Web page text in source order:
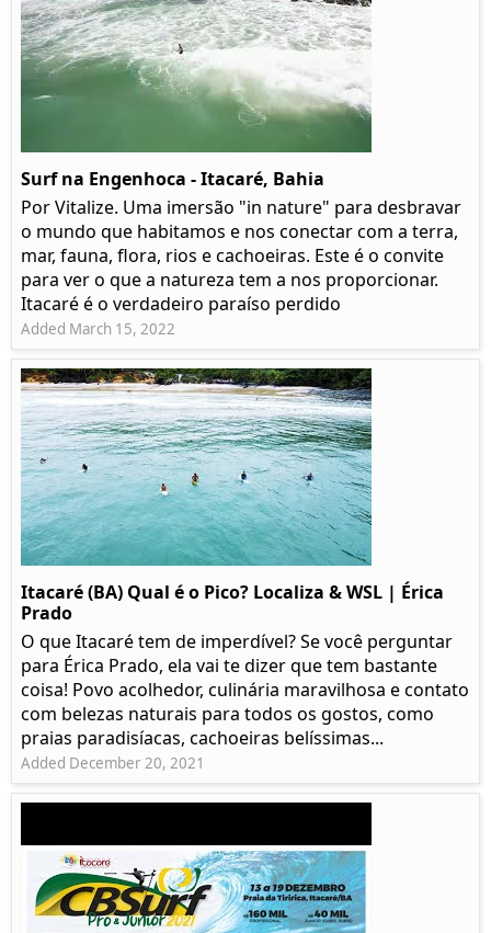
Surf na Engenhoca - Itacaré, Bahia
Por Vitalize. Uma imersão "in nature" para desbravar
o mundo que habitamos e nos conectar com a terra,
mar, fauna, flora, rios e cachoeiras. Este é o convite
para ver o que a natureza tem a nos proporcionar.
Itacaré é o verdadeiro paraíso perdido
Added March 15, 2022
Itacaré (BA) Qual é o Pico? Localiza & WSL | Érica
Prado​
O que Itacaré tem de imperdível? Se você perguntar
para Érica Prado, ela vai te dizer que tem bastante
coisa!​ Povo acolhedor, culinária maravilhosa e contato
com belezas naturais para todos os gostos, como
praias paradisíacas, cachoeiras belíssimas...
Added December 20, 2021